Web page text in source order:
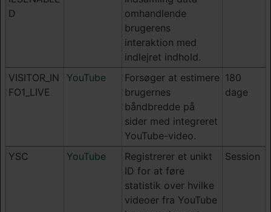
D
omhandlende
brugerens
interaktion med
indlejret indhold.
VISITOR_IN
FO1_LIVE
YouTube
Forsøger at estimere
brugernes
båndbredde på
sider med integreret
YouTube-video.
180
dage
YSC YouTube
Registrerer et unikt
ID for at føre
statistik over hvilke
videoer fra YouTube
Session